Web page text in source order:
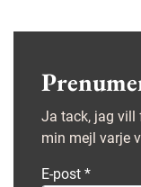
Ja tack, jag vill
min mejl varje
E-post *